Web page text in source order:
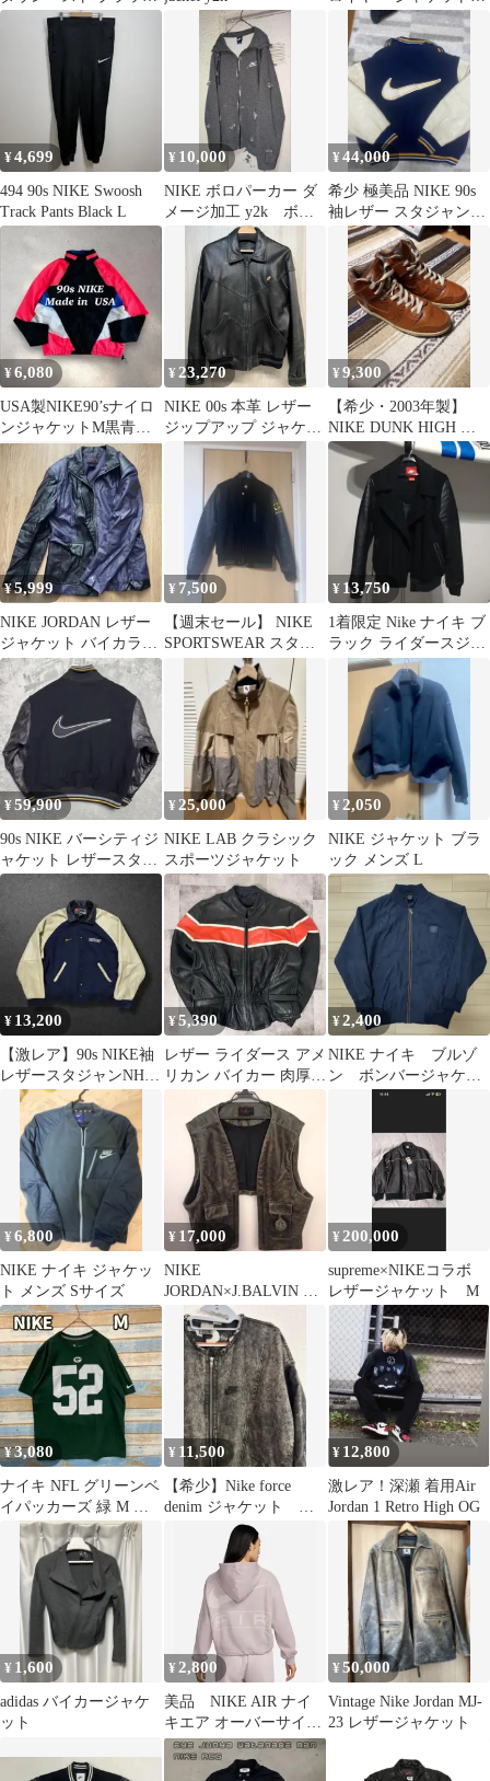
×イエロー
AF1 30周年限定 スタジ
ャン
¥4,699
494 90s NIKE Swoosh
Track Pants Black L
¥ 10,000
NIKE ボロパーカー ダ
メージ加工 y2k ボロ
スウェット 常田大希
¥44,000
希少 極美品 NIKE 90s
袖レザー スタジャン
BIG SWOOSH L
¥6,080
USA製NIKE90’sナイロ
ンジャケットM黒青白
レトロスポーツ短丈
¥23,270
NIKE 00s 本革 レザー
ジップアップ ジャケッ
ト ナイキ ヴィンテージ
パンチングレザー リブ
ブルゾン ワンポイント
ブラック メンズ L
¥9,300
【希少・2003年製】
NIKE DUNK HIGH プ
レミアム 27cm
¥5,999
NIKE JORDAN レザー
ジャケット バイカラー
XL
¥ 7,500
【週末セール】 NIKE
SPORTSWEAR スタジ
ャン ブラック Sサイズ
¥ 13,750
1着限定 Nike ナイキ ブ
ラック ライダースジャ
ケット M レブロン
¥59,900
90s NIKE バーシティジ
ャケット レザースタジ
ャン ブラック 刺繍ロゴ
¥ 25,000
NIKE LAB クラシック
スポーツジャケット
¥ 2,050
NIKE ジャケット ブラ
ック メンズ L
¥ 13,200
【激レア】90s NIKE袖
レザースタジャンNHL
チームロゴ2XLカナダ
¥5,390
レザー ライダース アメ
リカン バイカー 肉厚
ジャケット ブルゾン 切
り返し
¥2,400
NIKE ナイキ ブルゾ
ン ボンバージャケッ
ト ジャケット 古着
¥6,800
NIKE ナイキ ジャケッ
ト メンズ Sサイズ
¥ 17,000
NIKE
JORDAN×J.BALVIN レ
ザーベスト 2XL
¥ 200,000
supreme×NIKEコラボ
レザージャケット M
¥3,080
ナイキ NFL グリーンベ
イパッカーズ 緑 M マ
シューズ 52 番【か
387】
¥ 11,500
【希少】Nike force
denim ジャケット レ
¥ 12,800
激レア！深瀬 着用Air
Jordan 1 Retro High OG
¥ 1,600
adidas バイカージャケ
ット
¥2,800
美品 NIKE AIR ナイ
キエア オーバーサイズ
フルジップ パーカー
M
¥50,000
Vintage Nike Jordan MJ-
23 レザージャケット